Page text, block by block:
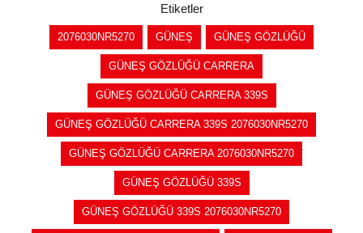
Etiketler
2076030NR5270 GÜNEŞ GÜNEŞ GÖZLÜĞÜ
GÜNEŞ GÖZLÜĞÜ CARRERA
GÜNEŞ GÖZLÜĞÜ CARRERA 339S
GÜNEŞ GÖZLÜĞÜ CARRERA 339S 2076030NR5270
GÜNEŞ GÖZLÜĞÜ CARRERA 2076030NR5270
GÜNEŞ GÖZLÜĞÜ 339S
GÜNEŞ GÖZLÜĞÜ 339S 2076030NR5270